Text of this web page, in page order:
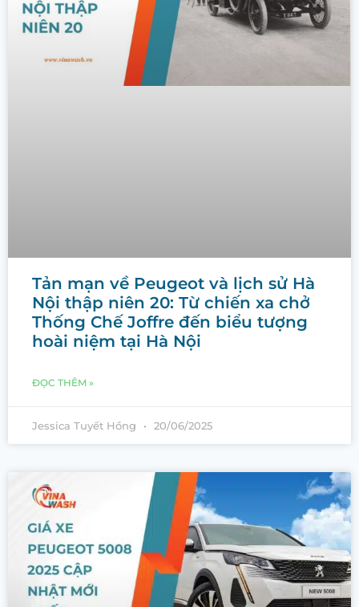
Tản mạn về Peugeot và lịch sử Hà
Nội thập niên 20: Từ chiến xa chở
Thống Chế Joffre đến biểu tượng
hoài niệm tại Hà Nội
ĐỌC THÊM »
Jessica Tuyết Hồng 20/06/2025